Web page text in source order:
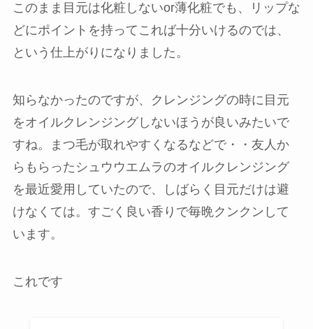
このまま目元は化粧しないor薄化粧でも、リップな
どにポイントを持ってこれば十分いけるのでは、
という仕上がりになりました。
知らなかったのですが、クレンジングの時に目元
をオイルクレンジングしないほうが良いみたいで
すね。まつ毛が取れやすくなるなどで・・友人か
らもらったシュウウエムラのオイルクレンジング
を最近愛用していたので、しばらく目元だけは避
けなくては。すごく良い香りで毎晩クンクンして
います。
これです